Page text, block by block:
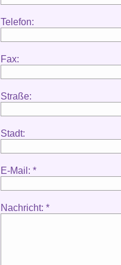
Telefon:
Fax:
Straße:
Stadt:
E-Mail: *
Nachricht: *